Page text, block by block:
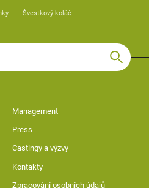
Švestkový koláč
Management
Press
Castingy a výzvy
Kontakty
Zpracování osobních údajů